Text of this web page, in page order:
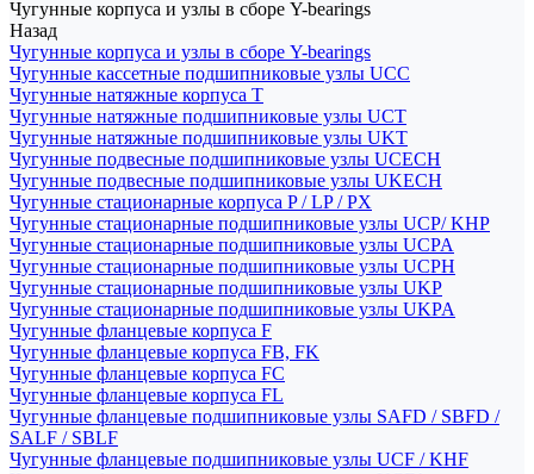
Чугунные корпуса и узлы в сборе Y-bearings
Назад
Чугунные корпуса и узлы в сборе Y-bearings
Чугунные кассетные подшипниковые узлы UCC
Чугунные натяжные корпуса T
Чугунные натяжные подшипниковые узлы UCT
Чугунные натяжные подшипниковые узлы UKT
Чугунные подвесные подшипниковые узлы UCECH
Чугунные подвесные подшипниковые узлы UKECH
Чугунные стационарные корпуса P / LP / PX
Чугунные стационарные подшипниковые узлы UCP/ KHP
Чугунные стационарные подшипниковые узлы UCPA
Чугунные стационарные подшипниковые узлы UCPH
Чугунные стационарные подшипниковые узлы UKP
Чугунные стационарные подшипниковые узлы UKPA
Чугунные фланцевые корпуса F
Чугунные фланцевые корпуса FB, FK
Чугунные фланцевые корпуса FC
Чугунные фланцевые корпуса FL
Чугунные фланцевые подшипниковые узлы SAFD / SBFD /
SALF / SBLF
Чугунные фланцевые подшипниковые узлы UCF / KHF